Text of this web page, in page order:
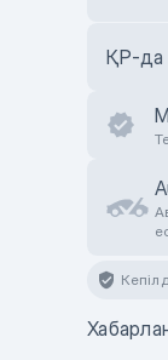
ҚР-да